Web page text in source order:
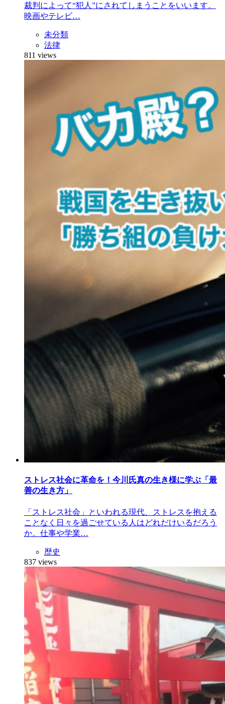
裁判によって“犯人”にされてしまうことをいいます。
映画やテレビ…
未分類
法律
811 views
ストレス社会に革命を！今川氏真の生き様に学ぶ「最
善の生き方」
「ストレス社会」といわれる現代、ストレスを抱える
ことなく日々を過ごせている人はどれだけいるだろう
か。仕事や学業…
歴史
837 views